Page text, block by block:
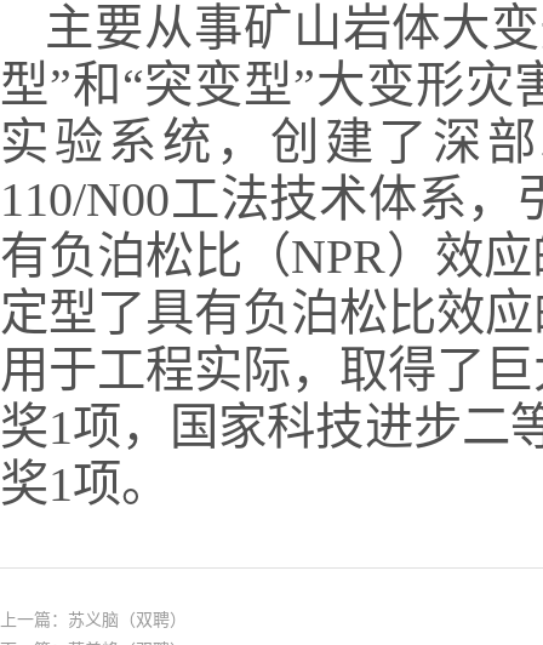
主要从事矿山岩体大
型”和“突变型”大变形
实验系统，创建了深
110/N00工法技术体系
有负泊松比（NPR）效
定型了具有负泊松比效
用于工程实际，取得了
奖1项，国家科技进步二
奖1项。
上一篇： 苏义脑（双聘）